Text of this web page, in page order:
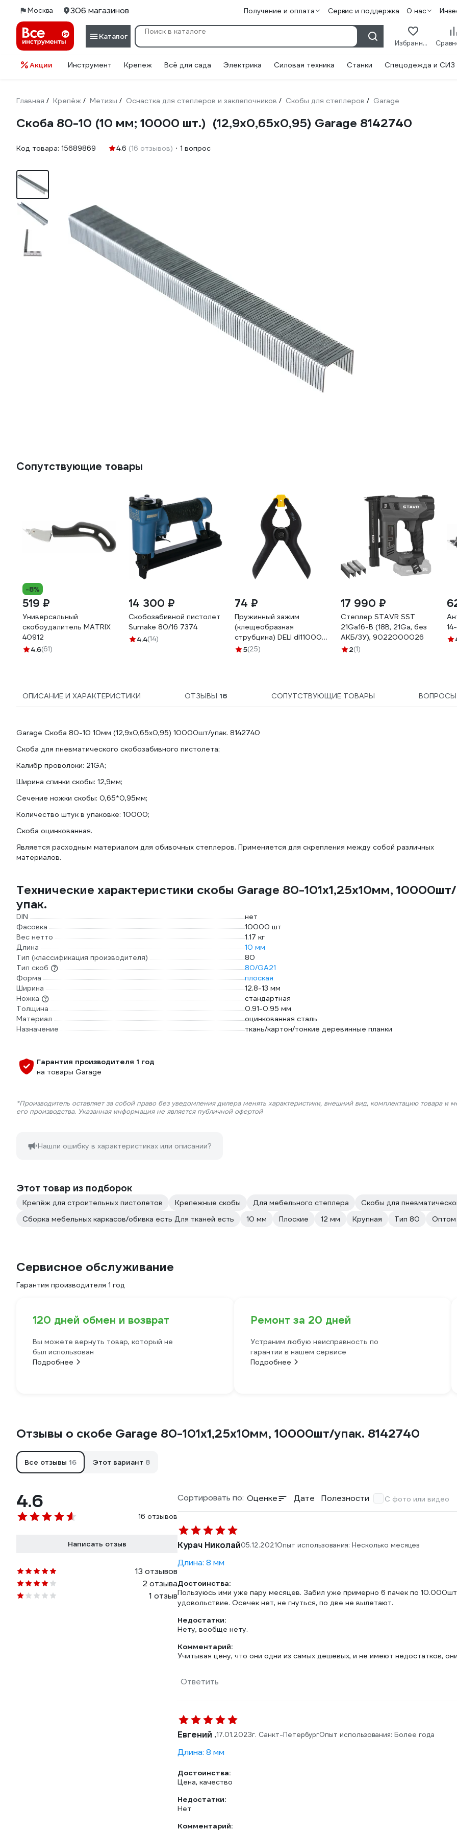
Москва 306 магазинов Получение и оплата Сервис и поддержка О нас
Каталог
Избранное
Акции Инструмент Крепеж Всё для сада Электрика Силовая техника Станки Спецодежда и СИЗ
Главная / Крепёж / Метизы / Оснастка для степлеров и заклепочников / Скобы для степлеров / Garage
Скоба 80-10 (10 мм; 10000 шт.) (12,9х0,65х0,95) Garage 8142740
Код товара: 15689869 4.6 (16 отзывов) 1 вопрос
Сопутствующие товары
-8%
519 ₽
Универсальный
скобоудалитель MATRIX
40912
4.6(61)
14 300 ₽
Скобозабивной пистолет
Sumake 80/16 7374
4.4(14)
74 ₽
Пружинный зажим
(клещеобразная
струбцина) DELI dl110004
100 мм, рабочий ход 30
5(25)
17 990 ₽
Степлер STAVR SST
21Ga16-B (18В, 21Ga, без
АКБ/ЗУ), 9022000026
2(1)
ОПИСАНИЕ И ХАРАКТЕРИСТИКИ ОТЗЫВЫ 16 СОПУТСТВУЮЩИЕ ТОВАРЫ
Garage Скоба 80-10 10мм (12,9х0,65х0,95) 10000шт/упак. 8142740
Скоба для пневматического скобозабивного пистолета;
Калибр проволоки: 21GA;
Ширина спинки скобы: 12,9мм;
Сечение ножки скобы: 0,65*0,95мм;
Количество штук в упаковке: 10000;
Скоба оцинкованная.
Является расходным материалом для обивочных степлеров. Применяется для скрепления между собой различных
материалов.
Технические характеристики скобы Garage 80-101х1,25х10мм, 10000шт/
упак.
DIN
нет
Фасовка
10000 шт
Вес нетто
1.17 кг
Длина
10 мм
Тип (классификация производителя)
80
Тип скоб
80/GA21
Форма
плоская
Ширина
12.8-13 мм
Ножка
стандартная
Толщина
0.91-0.95 мм
Материал
оцинкованная сталь
Назначение
ткань/картон/тонкие деревянные планки
Гарантия производителя 1 год
на товары Garage
*Производитель оставляет за собой право без уведомления дилера менять характеристики, внешний вид, комплектацию товара и
его производства. Указанная информация не является публичной офертой
Нашли ошибку в характеристиках или описании?
Этот товар из подборок
Крепёж для строительных пистолетов Крепежные скобы Для мебельного степлера
Скобы для
Сборка мебельных каркасов/обивка есть Для тканей есть
10 мм Плоские 12 мм Крупная Тип 80 Оптом
Сервисное обслуживание
Гарантия производителя 1 год
120 дней обмен и возврат
Вы можете вернуть товар, который не
был использован
Подробнее
Ремонт за 20 дней
Устраним любую неисправность по
гарантии в нашем сервисе
Подробнее
Отзывы о скобе Garage 80-101х1,25х10мм, 10000шт/упак. 8142740
Все отзывы 16 Этот вариант 8
4.6
16 отзывов
Написать отзыв
13 отзывов
2 отзыва
1 отзыв
Сортировать по: Оценке Дате Полезности С фото или видео
Курач Николай05.12.2021Опыт использования: Несколько месяцев
Длина: 8 мм
Достоинства:
Пользуюсь ими уже пару месяцев. Забил уже примерно 6 пачек по
удовольствие. Осечек нет, не гнуться, по две не вылетают.
Недостатки:
Нету, вообще нету.
Комментарий:
Учитывая цену, что они одни из самых дешевых, и не имеют недостатков,
Ответить
Евгений .17.01.2023г. Санкт-ПетербургОпыт использования: Более года
Длина: 8 мм
Достоинства:
Цена, качество
Недостатки:
Нет
Комментарий: